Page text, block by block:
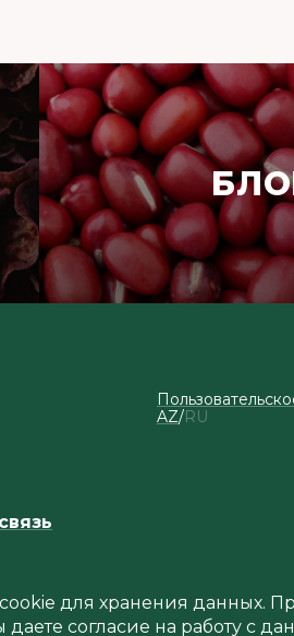
AZ RU
cookie для хранения данных.
даете согласие на работу с